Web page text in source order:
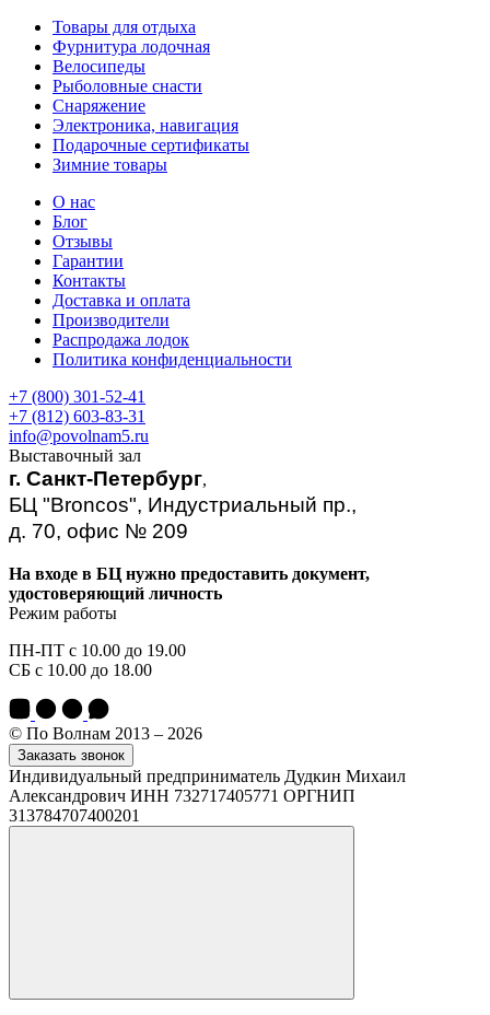
Товары для отдыха
Фурнитура лодочная
Велосипеды
Рыболовные снасти
Снаряжение
Электроника, навигация
Подарочные сертификаты
Зимние товары
О нас
Блог
Отзывы
Гарантии
Контакты
Доставка и оплата
Производители
Распродажа лодок
Политика конфиденциальности
+7 (800) 301-52-41
+7 (812) 603-83-31
info@povolnam5.ru
Выставочный зал
г. Санкт-Петербург,
БЦ "Broncos", Индустриальный пр.,
д. 70, офис № 209
На входе в БЦ нужно предоставить документ,
удостоверяющий личность
Режим работы
ПН-ПТ с 10.00 до 19.00
СБ с 10.00 до 18.00
© По Волнам 2013 – 2026
Заказать звонок
Индивидуальный предприниматель Дудкин Михаил
Александрович ИНН 732717405771 ОРГНИП
313784707400201